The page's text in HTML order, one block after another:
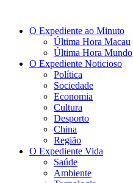
O Expediente ao Minuto
Última Hora Macau
Última Hora Mundo
O Expediente Noticioso
Política
Sociedade
Economia
Cultura
Desporto
China
Região
O Expediente Vida
Saúde
Ambiente